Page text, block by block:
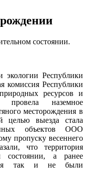
состоянии.
экологии Республики
комиссия Республики
ресурсов и
провела наземное
месторождения в
целью выезда стала
объектов ООО
пропуску весеннего
что территория
состоянии, а ранее
так и не были